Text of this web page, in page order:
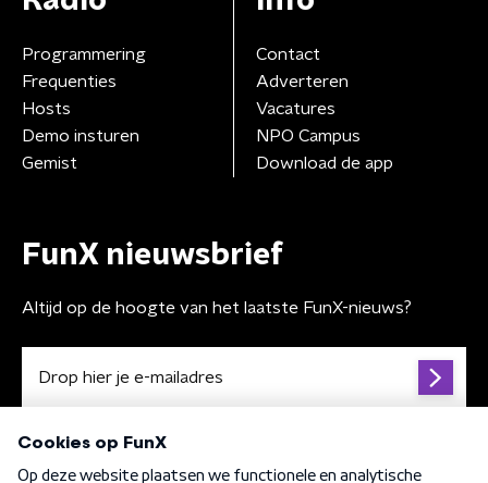
Programmering
Frequenties
Hosts
Demo insturen
Gemist
Contact
Adverteren
Vacatures
NPO Campus
Download de app
FunX nieuwsbrief
Altijd op de hoogte van het laatste FunX-nieuws?